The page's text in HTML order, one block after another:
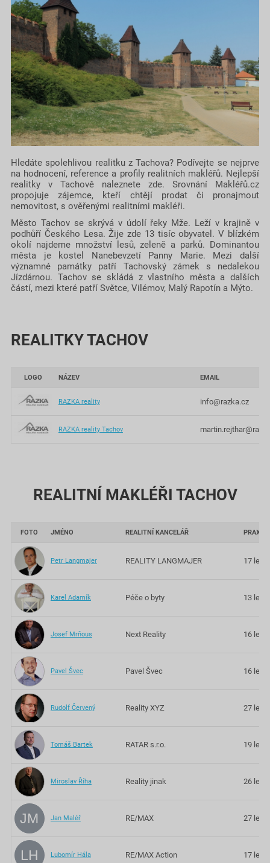
Hledáte spolehlivou realitku z Tachova? Podívejte se nejprve
na hodnocení, reference a profily realitních makléřů. Nejlepší
realitky v Tachově naleznete zde. Srovnání Makléřů.cz
propojuje zájemce, kteří chtějí prodat či pronajmout
nemovitost, s ověřenými realitními makléři.
Město Tachov se skrývá v údolí řeky Mže. Leží v krajině v
podhůří Českého Lesa. Žije zde 13 tisíc obyvatel. V blízkém
okolí najdeme množství lesů, zeleně a parků. Dominantou
města je kostel Nanebevzetí Panny Marie. Mezi další
významné památky patří Tachovský zámek s nedalekou
Jízdárnou. Tachov se skládá z vlastního města a dalších
částí, mezi které patří Světce, Vilémov, Malý Rapotín a Mýto.
REALITKY TACHOV
LOGO NÁZEV EMAIL
RAZKA reality info@razka.cz
RAZKA reality Tachov
REALITNÍ MAKLÉŘI TACHOV
FOTO JMÉNO REALITNÍ KANCELÁŘ PRAXE
Petr Langmajer REALITY LANGMAJER 17 let
Karel Adamík Péče o byty 13 let
Josef Mrňous Next Reality 16 let
Pavel Švec Pavel Švec 16 let
Rudolf Červený Reality XYZ 27 let
Tomáš Bartek RATAR s.r.o. 19 let
Miroslav Říha Reality jinak 26 let
JM Jan Maléř RE/MAX 27 let
LH Lubomír Hála RE/MAX Action 17 let